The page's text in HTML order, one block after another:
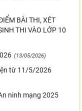
BÀI THI, XÉT
THI VÀO LỚP 10
(13/05/2026)
từ 11/5/2026
ninh mạng 2025